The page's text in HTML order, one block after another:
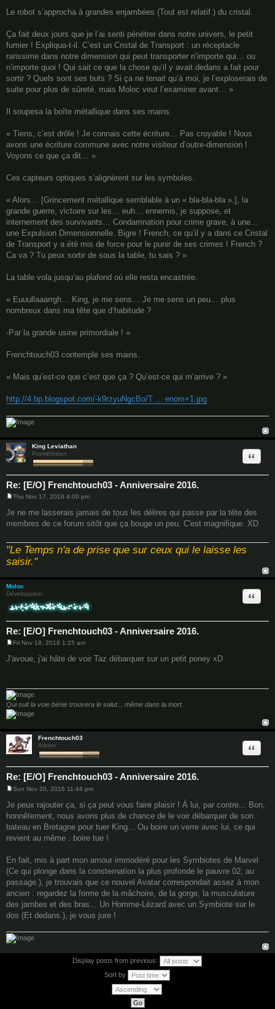
Le robot s’approcha à grandes enjambées (Tout est relatif.) du cristal.
Ça fait deux jours que je l’ai senti pénétrer dans notre univers, le petit
fumier ! Expliqua-t-il. C’est un Cristal de Transport : un réceptacle
rarissime dans notre dimension qui peut transporter n’importe qui… ou
n’importe quoi ! Qui sait ce que la chose qu’il y avait dedans a fait pour
sortir ? Quels sont ses buts ? Si ça ne tenait qu’à moi, je l’exploserais de
suite pour plus de sûreté, mais Moloc veut l’examiner avant… »
Il soupesa la boîte métallique dans ses mains.
« Tiens, c’est drôle ! Je connais cette écriture… Pas croyable ! Nous
avons une écriture commune avec notre visiteur d’outre-dimension !
Voyons ce que ça dit… »
Ces capteurs optiques s’alignèrent sur les symboles.
« Alors… [Grincement métallique semblable à un « bla-bla-bla ».], la
grande guerre, victoire sur les… euh… ennemis, je suppose, et
internement des survivants… Condamnation pour crime grave, à une…
une Expulsion Dimensionnelle. Bigre ! French, ce qu’il y a dans ce Cristal
de Transport y a été mis de force pour le punir de ses crimes ! French ?
Ca va ? Tu peux sortir de sous la table, tu sais ? »
La table vola jusqu’au plafond où elle resta encastrée.
« Euuullaaarrgh… King, je me sens… Je me sens un peu… plus
nombreux dans ma tête que d’habitude ?
-Par la grande usine primordiale ! »
Frenchtouch03 contemple ses mains.
« Mais qu’est-ce que c’est que ça ? Qu’est-ce qui m’arrive ? »
http://4.bp.blogspot.com/-k9rzyuNgcBo/T ... enom+1.jpg
King Leviathan
Prométhéen
Re: [E/O] Frenchtouch03 - Anniversaire 2016.
Quote
o
s
t
Thu Nov 17, 2016 4:00 pm
Je ne me lasserais jamais de tous les délires qui passe par la tête des
membres de ce forum sitôt que ça bouge un peu. C'est magnifique. XD
"Le Temps n'a de prise que sur ceux qui le laisse les
saisir."
Moloc
Développeur
Re: [E/O] Frenchtouch03 - Anniversaire 2016.
Quote
o
s
Fri Nov 18, 2016 1:25 am
J'avoue, j'ai hâte de voir Taz débarquer sur un petit poney xD
Qui suit la voie bénie trouvera le salut... même dans la mort.
Frenchtouch03
Arbiter
Re: [E/O] Frenchtouch03 - Anniversaire 2016.
Quote
s
t
Sun Nov 20, 2016 11:44 pm
Je peux rajouter ça, si ça peut vous faire plaisir ! À lui, par contre... Bon,
honnêtement, nous avons plus de chance de le voir débarquer de son
bateau en Bretagne pour tuer King... Ou boire un verre avec lui, ce qui
revient au même : boire tue !
En fait, mis à part mon amour immodéré pour les Symbiotes de Marvel
(Ce qui plonge dans la consternation la plus profonde le pauvre 02, au
passage.), je trouvais que ce nouvel Avatar correspondait assez à mon
ancien : regardez la forme de la mâchoire, de la gorge, la musculature
des jambes et des bras... Un Homme-Lézard avec un Symbiote sur le
dos (Et dedans.), je vous jure !
Display posts from previous:
Sort by